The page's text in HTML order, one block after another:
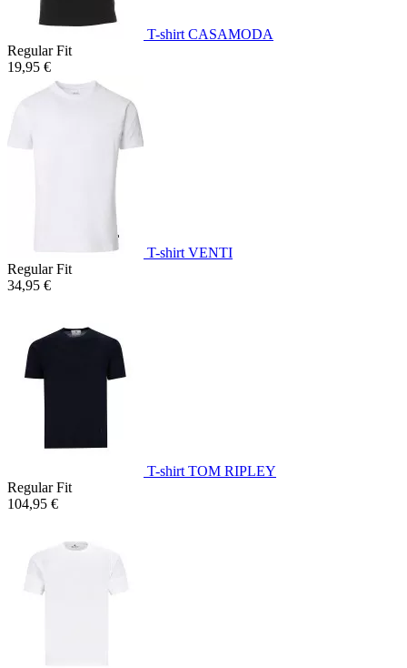
T-shirt CASAMODA
Regular Fit
19,95 €
T-shirt VENTI
Regular Fit
34,95 €
T-shirt TOM RIPLEY
Regular Fit
104,95 €